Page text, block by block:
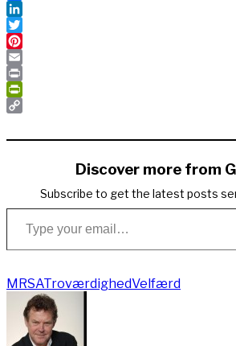
Facebook
LinkedIn
Twitter
Pinterest
Email
Print
PrintFriendly
Link
Discover more from
Subscribe to get the latest posts
Type your email…
MRSATroværdighedVelfærd